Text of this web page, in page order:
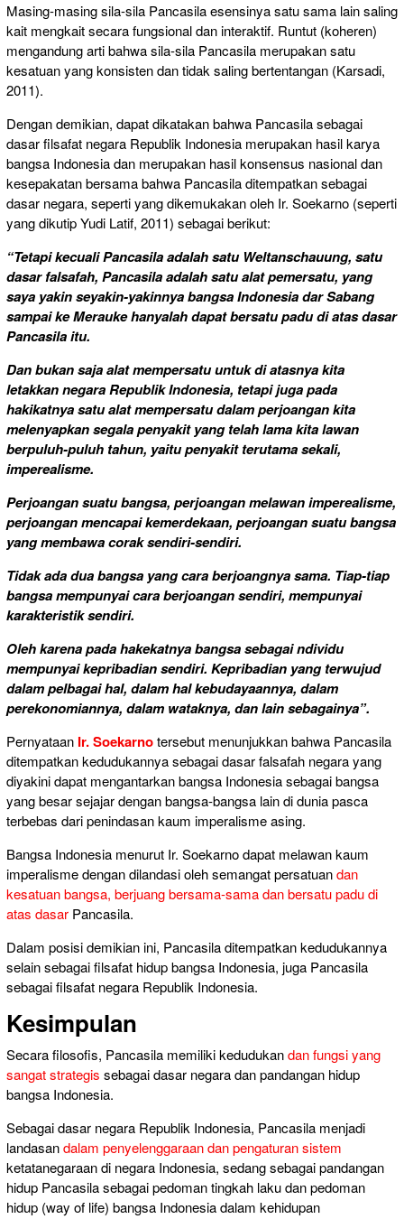
Masing-masing sila-sila Pancasila esensinya satu sama lain saling
kait mengkait secara fungsional dan interaktif. Runtut (koheren)
mengandung arti bahwa sila-sila Pancasila merupakan satu
kesatuan yang konsisten dan tidak saling bertentangan (Karsadi,
2011).
Dengan demikian, dapat dikatakan bahwa Pancasila sebagai
dasar filsafat negara Republik Indonesia merupakan hasil karya
bangsa Indonesia dan merupakan hasil konsensus nasional dan
kesepakatan bersama bahwa Pancasila ditempatkan sebagai
dasar negara, seperti yang dikemukakan oleh Ir. Soekarno (seperti
yang dikutip Yudi Latif, 2011) sebagai berikut:
“Tetapi kecuali Pancasila adalah satu Weltanschauung, satu
dasar falsafah, Pancasila adalah satu alat pemersatu, yang
saya yakin seyakin-yakinnya bangsa Indonesia dar Sabang
sampai ke Merauke hanyalah dapat bersatu padu di atas dasar
Pancasila itu.
Dan bukan saja alat mempersatu untuk di atasnya kita
letakkan negara Republik Indonesia, tetapi juga pada
hakikatnya satu alat mempersatu dalam perjoangan kita
melenyapkan segala penyakit yang telah lama kita lawan
berpuluh-puluh tahun, yaitu penyakit terutama sekali,
imperealisme.
Perjoangan suatu bangsa, perjoangan melawan imperealisme,
perjoangan mencapai kemerdekaan, perjoangan suatu bangsa
yang membawa corak sendiri-sendiri.
Tidak ada dua bangsa yang cara berjoangnya sama. Tiap-tiap
bangsa mempunyai cara berjoangan sendiri, mempunyai
karakteristik sendiri.
Oleh karena pada hakekatnya bangsa sebagai ndividu
mempunyai kepribadian sendiri. Kepribadian yang terwujud
dalam pelbagai hal, dalam hal kebudayaannya, dalam
perekonomiannya, dalam wataknya, dan lain sebagainya”.
Pernyataan Ir. Soekarnotersebut menunjukkan bahwa Pancasila
ditempatkan kedudukannya sebagai dasar falsafah negara yang
diyakini dapat mengantarkan bangsa Indonesia sebagai bangsa
yang besar sejajar dengan bangsa-bangsa lain di dunia pasca
terbebas dari penindasan kaum imperalisme asing.
Bangsa Indonesia menurut Ir. Soekarno dapat melawan kaum
imperalisme dengan dilandasi oleh semangat persatuandan
kesatuan bangsa, berjuang bersama-sama dan bersatu padu di
atas dasar Pancasila.
Dalam posisi demikian ini, Pancasila ditempatkan kedudukannya
selain sebagai filsafat hidup bangsa Indonesia, juga Pancasila
sebagai filsafat negara Republik Indonesia.
Kesimpulan
Secara filosofis, Pancasila memiliki kedudukandan fungsi yang
sangat strategis sebagai dasar negara dan pandangan hidup
bangsa Indonesia.
Sebagai dasar negara Republik Indonesia, Pancasila menjadi
landasandalam penyelenggaraan dan pengaturan sistem
ketatanegaraan di negara Indonesia, sedang sebagai pandangan
hidup Pancasila sebagai pedoman tingkah laku dan pedoman
hidup (way of life) bangsa Indonesia dalam kehidupan